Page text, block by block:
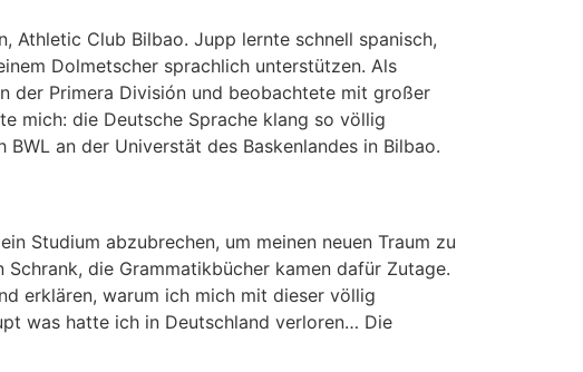
Athletic Club Bilbao. Jupp lernte schnell spanisch,
Dolmetscher sprachlich unterstützen. Als
der Primera División und beobachtete mit großer
mich: die Deutsche Sprache klang so völlig
an der Universtät des Baskenlandes in Bilbao.
Studium abzubrechen, um meinen neuen Traum zu
die Grammatikbücher kamen dafür Zutage.
erklären, warum ich mich mit dieser völlig
was hatte ich in Deutschland verloren… Die